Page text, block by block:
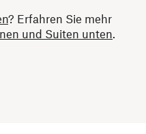
? Erfahren Sie mehr
und Suiten unten.